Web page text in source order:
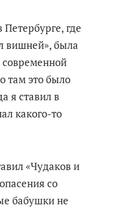
где
вишней», была
там это было
я ставил в
какого-то
«Чудаков и
со
бабушки не